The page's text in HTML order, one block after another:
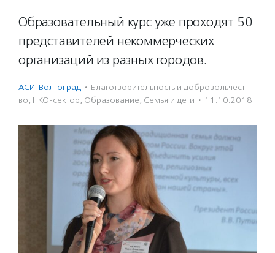
Образовательный курс уже проходят 50
представителей некоммерческих
организаций из разных городов.
АСИ-Волгоград · Благотвори­тель­ность и доброволь­чест­
во, НКО-сектор, Образование, Семья и дети · 11.10.2018